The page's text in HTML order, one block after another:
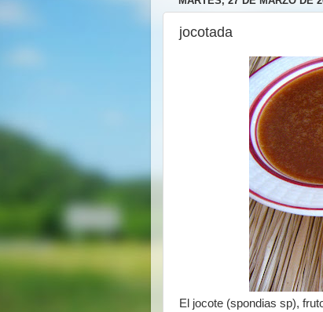
jocotada
El jocote (spondias sp),